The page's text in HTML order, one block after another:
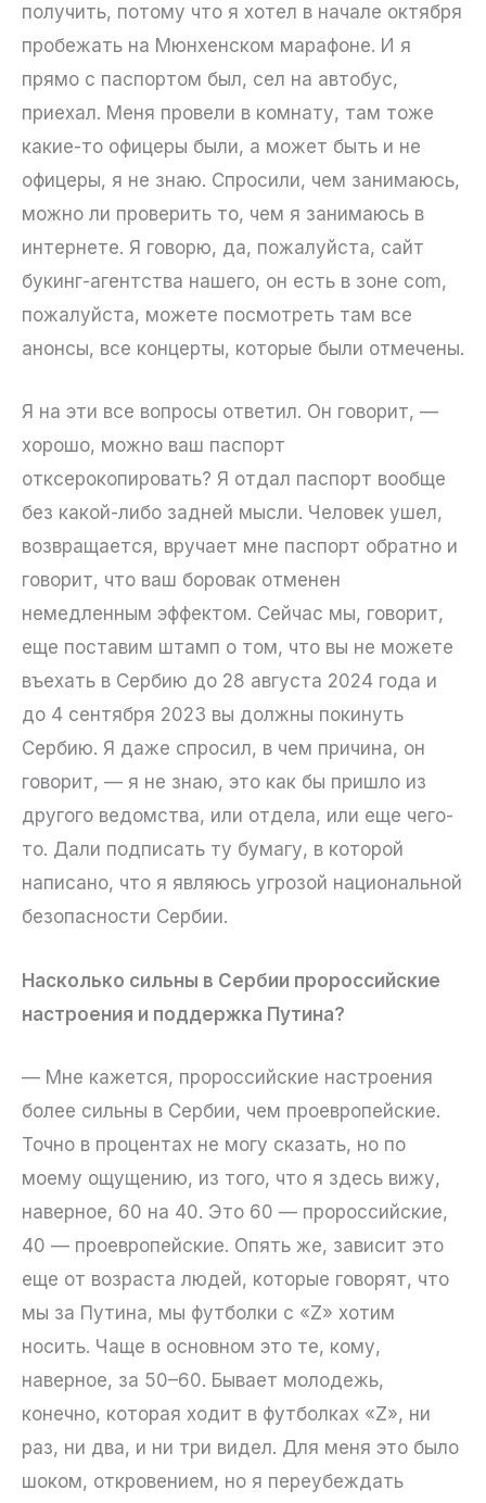
получить, потому что я хотел в начале октября
пробежать на Мюнхенском марафоне. И я
прямо с паспортом был, сел на автобус,
приехал. Меня провели в комнату, там тоже
какие-то офицеры были, а может быть и не
офицеры, я не знаю. Спросили, чем занимаюсь,
можно ли проверить то, чем я занимаюсь в
интернете. Я говорю, да, пожалуйста, сайт
букинг-агентства нашего, он есть в зоне com,
пожалуйста, можете посмотреть там все
анонсы, все концерты, которые были отмечены.
Я на эти все вопросы ответил. Он говорит, —
хорошо, можно ваш паспорт
отксерокопировать? Я отдал паспорт вообще
без какой-либо задней мысли. Человек ушел,
возвращается, вручает мне паспорт обратно и
говорит, что ваш боровак отменен
немедленным эффектом. Сейчас мы, говорит,
еще поставим штамп о том, что вы не можете
въехать в Сербию до 28 августа 2024 года и
до 4 сентября 2023 вы должны покинуть
Сербию. Я даже спросил, в чем причина, он
говорит, — я не знаю, это как бы пришло из
другого ведомства, или отдела, или еще чего-
то. Дали подписать ту бумагу, в которой
написано, что я являюсь угрозой национальной
безопасности Сербии.
Насколько сильны в Сербии пророссийские
настроения и поддержка Путина?
— Мне кажется, пророссийские настроения
более сильны в Сербии, чем проевропейские.
Точно в процентах не могу сказать, но по
моему ощущению, из того, что я здесь вижу,
наверное, 60 на 40. Это 60 — пророссийские,
40 — проевропейские. Опять же, зависит это
еще от возраста людей, которые говорят, что
мы за Путина, мы футболки с «Z» хотим
носить. Чаще в основном это те, кому,
наверное, за 50–60. Бывает молодежь,
конечно, которая ходит в футболках «Z», ни
раз, ни два, и ни три видел. Для меня это было
шоком, откровением, но я переубеждать